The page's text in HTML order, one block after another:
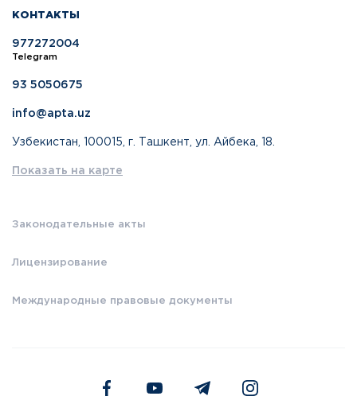
КОНТАКТЫ
977272004
Telegram
93 5050675
info@apta.uz
Узбекистан, 100015, г. Ташкент, ул. Айбека, 18.
Показать на карте
Законодательные акты
Лицензирование
Международные правовые документы